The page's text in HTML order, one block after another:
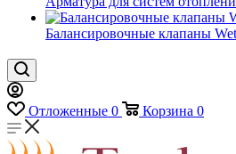
Балансировочные клапаны
Отложенные 0 Корзина 0